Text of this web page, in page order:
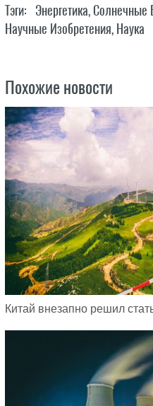
Тэги: Энергетика,Солнечные
Научные Изобретения, Наука
Похожие новости
Китай внезапно решил